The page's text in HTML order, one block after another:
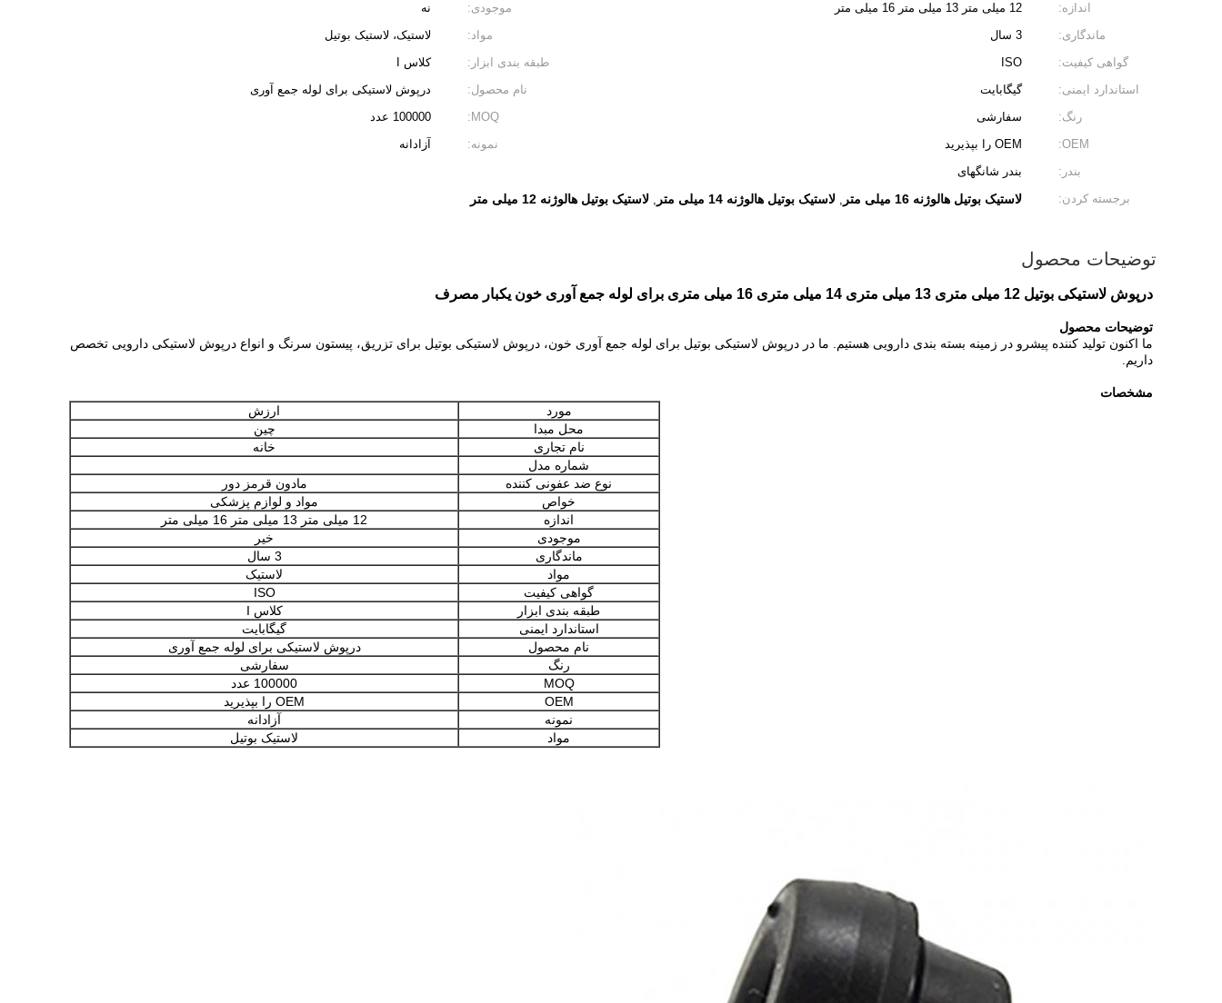
اندازه:
12 میلی متر 13 میلی متر 16 میلی متر موجودی:
نه
ماندگاری:
3 سال مواد:
لاستیک، لاستیک بوتیل
گواهی کیفیت:
ISO طبقه بندی ابزار:
کلاس I
استاندارد ایمنی:
گیگابایت نام محصول:
درپوش لاستیکی برای لوله جمع آوری
رنگ:
سفارشی MOQ:
100000 عدد
OEM:
OEM را بپذیرید نمونه:
آزادانه
بندر:
بندر شانگهای
برجسته کردن:
لاستیک بوتیل هالوژنه 16 میلی متر , لاستیک بوتیل هالوژنه 14 میلی متر , لاستیک بوتیل هالوژنه 12 میلی متر
توضیحات محصول
درپوش لاستیکی بوتیل 12 میلی متری 13 میلی متری 14 میلی متری 16 میلی متری برای لوله جمع آوری خون یکبار مصرف
توضیحات محصول
ما اکنون تولید کننده پیشرو در زمینه بسته بندی دارویی هستیم. ما در درپوش لاستیکی بوتیل برای لوله جمع آوری خون، درپوش لاستیکی بوتیل برای تزریق، پیستون سرنگ و انواع درپوش لاستیکی دارویی تخصص
داریم.
مشخصات
مورد
ارزش
محل مبدا
چین
نام تجاری
خانه
شماره مدل
نوع ضد عفونی کننده
مادون قرمز دور
خواص
مواد و لوازم پزشکی
اندازه
12 میلی متر 13 میلی متر 16 میلی متر
موجودی
خیر
ماندگاری
3 سال
مواد
لاستیک
گواهی کیفیت
ISO
طبقه بندی ابزار
کلاس I
استاندارد ایمنی
گیگابایت
نام محصول
درپوش لاستیکی برای لوله جمع آوری
رنگ
سفارشی
MOQ
100000 عدد
OEM
OEM را بپذیرید
نمونه
آزادانه
مواد
لاستیک بوتیل